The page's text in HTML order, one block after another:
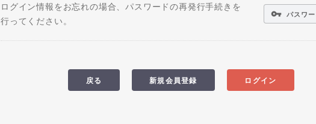
ログイン情報をお忘れの場合、パスワードの再発行手続きを
行ってください。
vpn_key パスワ
ログイン
新規会員登録
戻る